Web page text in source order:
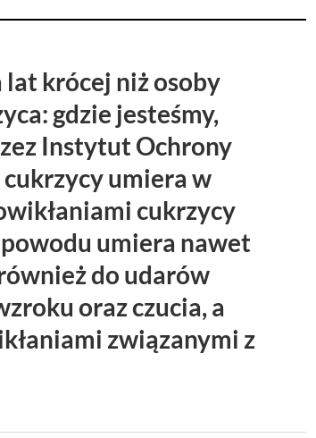
lat krócej niż osoby
gdzie jesteśmy,
Instytut Ochrony
umiera w
cukrzycy
powodu umiera nawet
do udarów
oraz czucia, a
związanymi z